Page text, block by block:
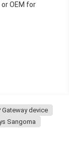
OEM for
Gateway device
Sangoma